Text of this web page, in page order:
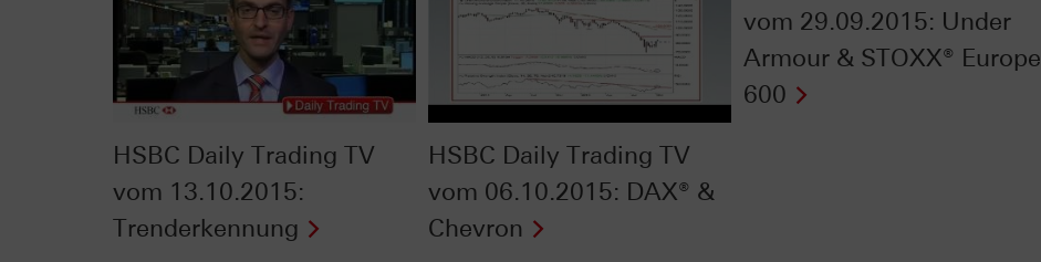
HSBC Daily Trading TV
vom 13.10.2015:
Trenderkennung
HSBC Daily Trading TV
vom 06.10.2015: DAX® &
Chevron
vom 29.09.2015: Under
Armour & STOXX® Europe
600